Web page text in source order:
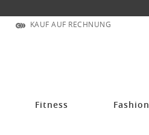
KAUF AUF RECHNUNG
Fitness